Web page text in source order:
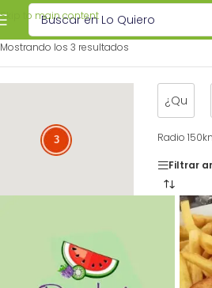
Skip to main content
Mostrando los 3 resultados
3 Radio150
Filtrar